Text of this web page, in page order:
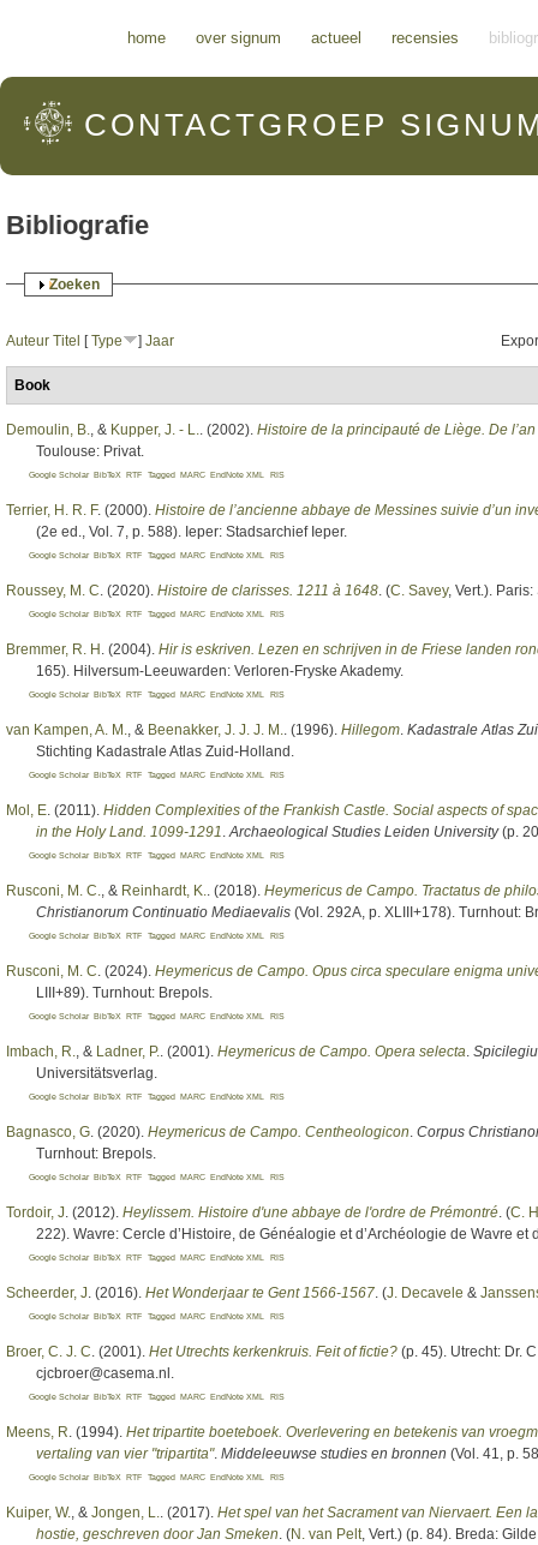
home over signum actueel recensies
CONTACTGROEP
Bibliografie
Weergeven
Zoeken
Auteur Titel [Type ] Jaar
Book
Demoulin, B. , & Kupper, J. - L. . (2002). Histoire de la principauté de Liège. De
Toulouse: Privat.
Google Scholar BibTeX RTF Tagged MARC EndNote XML RIS
Terrier, H. R. F. (2000). Histoire de l’ancienne abbaye de Messines suivie d’un
(2e ed., Vol. 7, p. 588). Ieper: Stadsarchief Ieper.
Google Scholar BibTeX RTF Tagged MARC EndNote XML RIS
Roussey, M. C . (2020). Histoire de clarisses. 1211 à 1648 . (C. Savey, Vert. ). Paris:
Google Scholar BibTeX RTF Tagged MARC EndNote XML RIS
Bremmer, R. H . (2004). Hir is eskriven. Lezen en schrijven in de Friese landen
165). Hilversum-Leeuwarden: Verloren-Fryske Akademy.
Google Scholar BibTeX RTF Tagged MARC EndNote XML RIS
van Kampen, A. M. , & Beenakker, J. J. J. M. . (1996). Hillegom Kadastrale Atlas
Stichting Kadastrale Atlas Zuid-Holland.
Google Scholar BibTeX RTF Tagged MARC EndNote XML RIS
Mol, E . (2011). Hidden Complexities of the Frankish Castle. Social aspects of
in the Holy Land. 1099-1291 Archaeological Studies Leiden University(p.
Google Scholar BibTeX RTF Tagged MARC EndNote XML RIS
Rusconi, M. C. , & Reinhardt, K. . (2018). Heymericus de Campo. Tractatus de
Christianorum Continuatio Mediaevalis (Vol. 292A, p. XLIII+178). Turnhout:
Google Scholar BibTeX RTF Tagged MARC EndNote XML RIS
Rusconi, M. C . (2024). Heymericus de Campo. Opus circa speculare enigma
LIII+89). Turnhout: Brepols.
Google Scholar BibTeX RTF Tagged MARC EndNote XML RIS
Imbach, R. , & Ladner, P. . (2001). Heymericus de Campo. Opera selecta
Universitätsverlag.
Google Scholar BibTeX RTF Tagged MARC EndNote XML RIS
Bagnasco, G . (2020). Heymericus de Campo. Centheologicon Corpus
Turnhout: Brepols.
Google Scholar BibTeX RTF Tagged MARC EndNote XML RIS
Tordoir, J . (2012). Heylissem. Histoire d'une abbaye de l'ordre de Prémontré . (C.
222). Wavre: Cercle d’Histoire, de Généalogie et d’Archéologie de Wavre et
Google Scholar BibTeX RTF Tagged MARC EndNote XML RIS
Scheerder, J . (2016). Het Wonderjaar te Gent 1566-1567 . (J. Decavele &
Google Scholar BibTeX RTF Tagged MARC EndNote XML RIS
Broer, C. J. C . (2001). Het Utrechts kerkenkruis. Feit of fictie? (p. 45). Utrecht: Dr.
cjcbroer@casema.nl.
Google Scholar BibTeX RTF Tagged MARC EndNote XML RIS
Meens, R . (1994). Het tripartite boeteboek. Overlevering en betekenis van
vertaling van vier "tripartita". Middeleeuwse studies en bronnen (Vol. 41, p.
Google Scholar BibTeX RTF Tagged MARC EndNote XML RIS
Kuiper, W. , & Jongen, L. . (2017). Het spel van het Sacrament van Niervaert. Een
hostie, geschreven door Jan Smeken . (N. van Pelt , Vert. ) (p. 84). Breda: